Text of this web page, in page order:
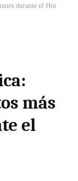
durante el Hot
más
el